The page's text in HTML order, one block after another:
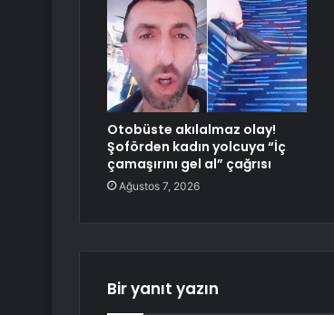
Otobüste akılalmaz olay!
Şoförden kadın yolcuya “İç
çamaşırını gel al” çağrısı
Ağustos 7, 2026
Bir yanıt yazın